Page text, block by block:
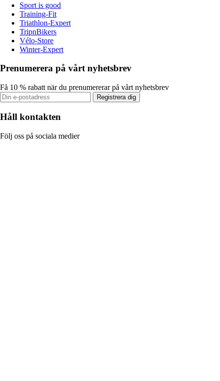
Sport is good
Training-Fit
Triathlon-Expert
TripnBikers
Vélo-Store
Winter-Expert
Prenumerera på vårt nyhetsbrev
Få 10 % rabatt när du prenumererar på vårt nyhetsbrev
Registrera dig
Håll kontakten
Följ oss på sociala medier